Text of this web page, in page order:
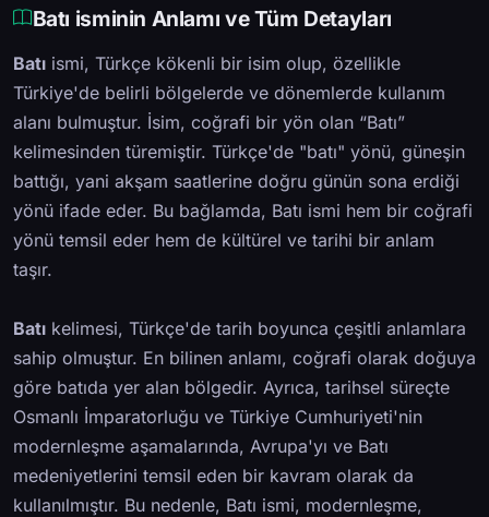
Batı isminin Anlamı ve Tüm Detayları
Batı ismi, Türkçe kökenli bir isim olup, özellikle
Türkiye'de belirli bölgelerde ve dönemlerde kullanım
alanı bulmuştur. İsim, coğrafi bir yön olan “Batı”
kelimesinden türemiştir. Türkçe'de "batı" yönü, güneşin
battığı, yani akşam saatlerine doğru günün sona erdiği
yönü ifade eder. Bu bağlamda, Batı ismi hem bir coğrafi
yönü temsil eder hem de kültürel ve tarihi bir anlam
taşır.
Batı kelimesi, Türkçe'de tarih boyunca çeşitli anlamlara
sahip olmuştur. En bilinen anlamı, coğrafi olarak doğuya
göre batıda yer alan bölgedir. Ayrıca, tarihsel süreçte
Osmanlı İmparatorluğu ve Türkiye Cumhuriyeti'nin
modernleşme aşamalarında, Avrupa'yı ve Batı
medeniyetlerini temsil eden bir kavram olarak da
kullanılmıştır. Bu nedenle, Batı ismi, modernleşme,